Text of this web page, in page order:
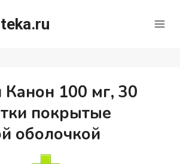
Канон 100 мг, 30
покрытые
оболочкой